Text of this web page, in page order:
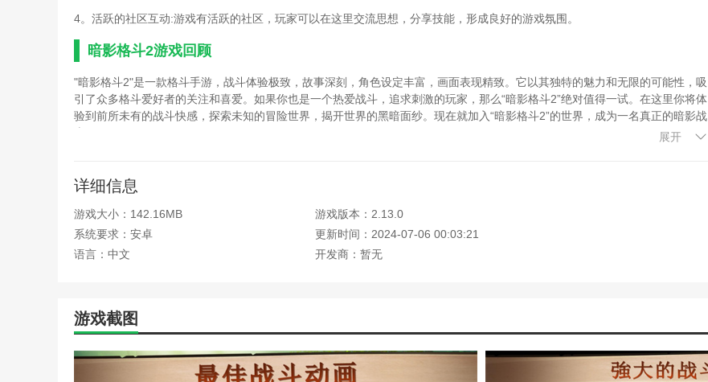
4。活跃的社区互动:游戏有活跃的社区，玩家可以在这里交流思想，分享技能，形成良好的游戏氛围。
暗影格斗2游戏回顾
"暗影格斗2"是一款格斗手游，战斗体验极致，故事深刻，角色设定丰富，画面表现精致。它以其独特的魅力和无限的可能性，吸
引了众多格斗爱好者的关注和喜爱。如果你也是一个热爱战斗，追求刺激的玩家，那么“暗影格斗2”绝对值得一试。在这里你将体
验到前所未有的战斗快感，探索未知的冒险世界，揭开世界的黑暗面纱。现在就加入“暗影格斗2”的世界，成为一名真正的暗影战
展开
详细信息
游戏大小：142.16MB
游戏版本：2.13.0
系统要求：安卓
更新时间：2024-07-06 00:03:21
语言：中文
开发商：暂无
游戏截图